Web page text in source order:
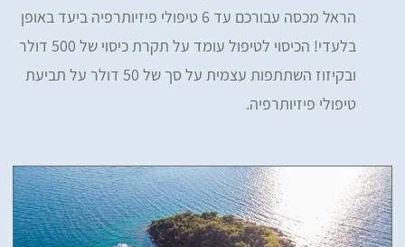
הראל מכסה עבורכם עד 6 טיפולי פיזיותרפיה ביעד באופן
בלעדי! הכיסוי לטיפול עומד על תקרת כיסוי של 500 דולר
ובקיזוז השתתפות עצמית על סך של 50 דולר על תביעת
טיפולי פיזיותרפיה.